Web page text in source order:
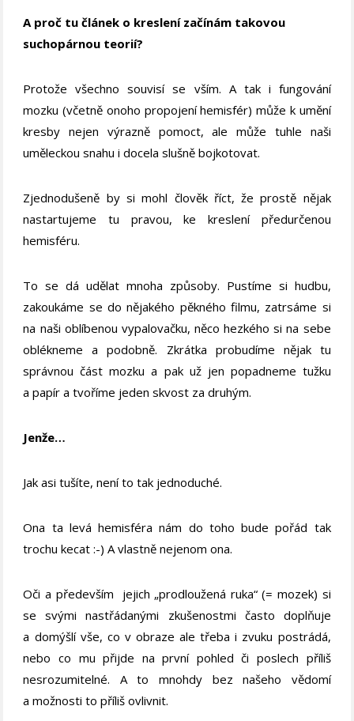
A proč tu článek o kreslení začínám takovou
suchopárnou teorií?
Protože všechno souvisí se vším. A tak i fungování
mozku (včetně onoho propojení hemisfér) může k umění
kresby nejen výrazně pomoct, ale může tuhle naši
uměleckou snahu i docela slušně bojkotovat.
Zjednodušeně by si mohl člověk říct, že prostě nějak
nastartujeme tu pravou, ke kreslení předurčenou
hemisféru.
To se dá udělat mnoha způsoby. Pustíme si hudbu,
zakoukáme se do nějakého pěkného filmu, zatrsáme si
na naši oblíbenou vypalovačku, něco hezkého si na sebe
oblékneme a podobně. Zkrátka probudíme nějak tu
správnou část mozku a pak už jen popadneme tužku
a papír a tvoříme jeden skvost za druhým.
Jenže…
Jak asi tušíte, není to tak jednoduché.
Ona ta levá hemisféra nám do toho bude pořád tak
trochu kecat :-) A vlastně nejenom ona.
Oči a především jejich „prodloužená ruka“ (= mozek) si
se svými nastřádanými zkušenostmi často doplňuje
a domýšlí vše, co v obraze ale třeba i zvuku postrádá,
nebo co mu přijde na první pohled či poslech příliš
nesrozumitelné. A to mnohdy bez našeho vědomí
a možnosti to příliš ovlivnit.